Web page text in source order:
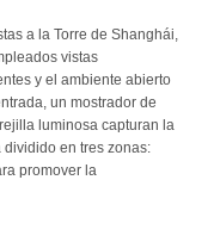
a la Torre de Shanghái,
vistas
y el ambiente abierto
un mostrador de
luminosa capturan la
en tres zonas:
promover la